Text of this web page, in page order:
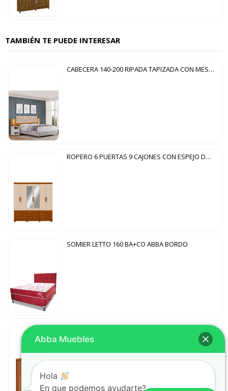
TAMBIÉN TE PUEDE INTERESAR
CABECERA 140-200 RIPADA TAPIZADA CON MESITA Y LED ESTER DJ YPE | BALI | KRAFT
ROPERO 6 PUERTAS 9 CAJONES CON ESPEJO DUBLIN DJ FREIJO | OFF WHITE
SOMIER LETTO 160 BA+CO ABBA BORDO
ROPERO 3 PUERTAS CORREDIZAS CON ESPEJO DELTA DJ FREIJO
Abba Muebles
Hola
En que podemos ayudarte?